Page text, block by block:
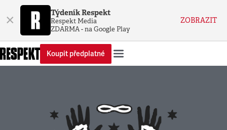
× Týdeník Respekt
Respekt Media
ZDARMA - na Google Play
ZOBRAZIT
Koupit předplatné